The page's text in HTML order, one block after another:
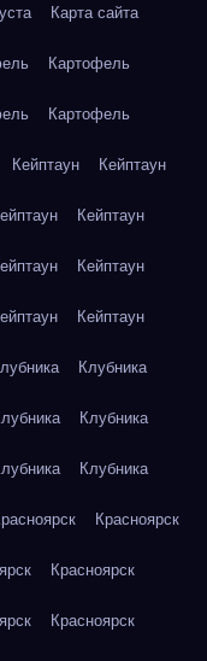
Карта сайта
Картофель
Картофель
Кейптаун Кейптаун
Кейптаун
Кейптаун
Кейптаун
Клубника
Клубника
Клубника
Красноярск
Красноярск
Красноярск